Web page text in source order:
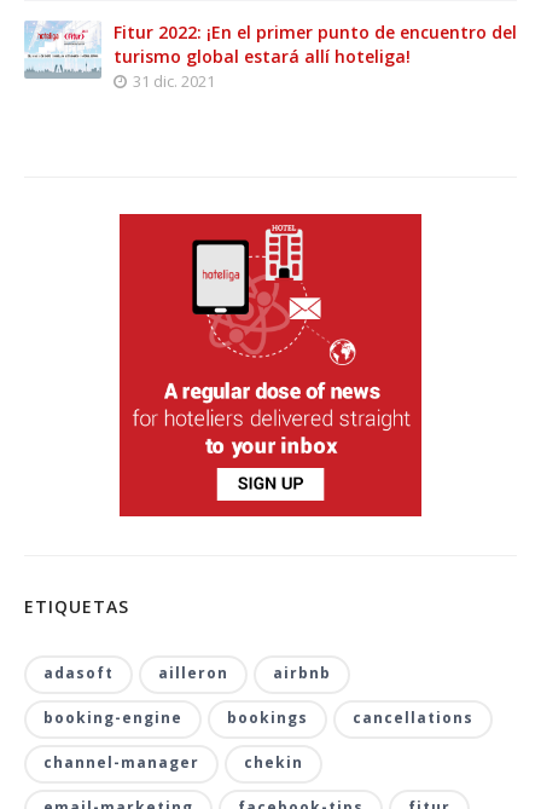
Fitur 2022: ¡En el primer punto de encuentro del
turismo global estará allí hoteliga!
31 dic. 2021
ETIQUETAS
adasoft ailleron airbnb
booking-engine bookings cancellations
channel-manager chekin